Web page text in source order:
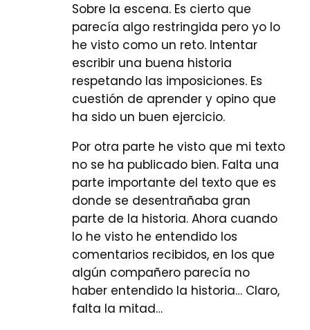
Sobre la escena. Es cierto que
parecía algo restringida pero yo lo
he visto como un reto. Intentar
escribir una buena historia
respetando las imposiciones. Es
cuestión de aprender y opino que
ha sido un buen ejercicio.
Por otra parte he visto que mi texto
no se ha publicado bien. Falta una
parte importante del texto que es
donde se desentrañaba gran
parte de la historia. Ahora cuando
lo he visto he entendido los
comentarios recibidos, en los que
algún compañero parecía no
haber entendido la historia… Claro,
falta la mitad…